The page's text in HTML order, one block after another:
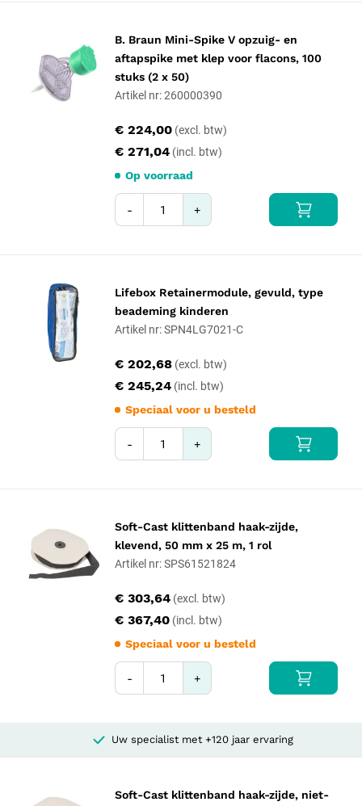
B. Braun Mini-Spike V opzuig- en
aftapspike met klep voor flacons, 100
stuks (2 x 50)
Artikel nr: 260000390
€ 271,04
€ 224,00
Op voorraad
- +
Lifebox Retainermodule, gevuld, type
beademing kinderen
Artikel nr: SPN4LG7021-C
€ 245,24
€ 202,68
Speciaal voor u besteld
- +
Soft-Cast klittenband haak-zijde,
klevend, 50 mm x 25 m, 1 rol
Artikel nr: SPS61521824
€ 367,40
€ 303,64
Speciaal voor u besteld
- +
Uw specialist met +120 jaar ervaring
Soft-Cast klittenband haak-zijde, niet-